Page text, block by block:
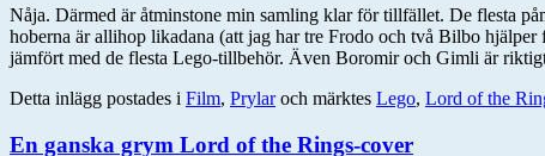
Nåja. Därmed är åtminstone min samling klar för tillfället. De flesta
hoberna är allihop likadana (att jag har tre Frodo och två Bilbo
jämfört med de flesta Lego-tillbehör. Även Boromir och Gimli är
Detta inlägg postades i Film, Prylaroch märktes Lego, Lord of the
En ganska grym Lord of the Rings-cover